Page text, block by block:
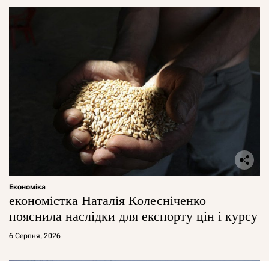
Економіка
економістка Наталія Колесніченко
пояснила наслідки для експорту цін і курсу
6 Серпня, 2026